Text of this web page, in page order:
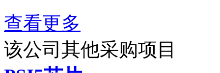
查看更多
该公司其他采购项目